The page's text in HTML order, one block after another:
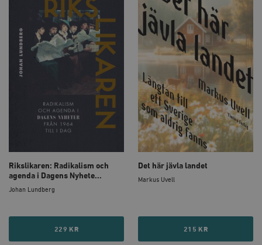
Rikslikaren: Radikalism och
agenda i Dagens Nyhete...
Johan Lundberg
229 KR
Det här jävla landet
Markus Uvell
215 KR